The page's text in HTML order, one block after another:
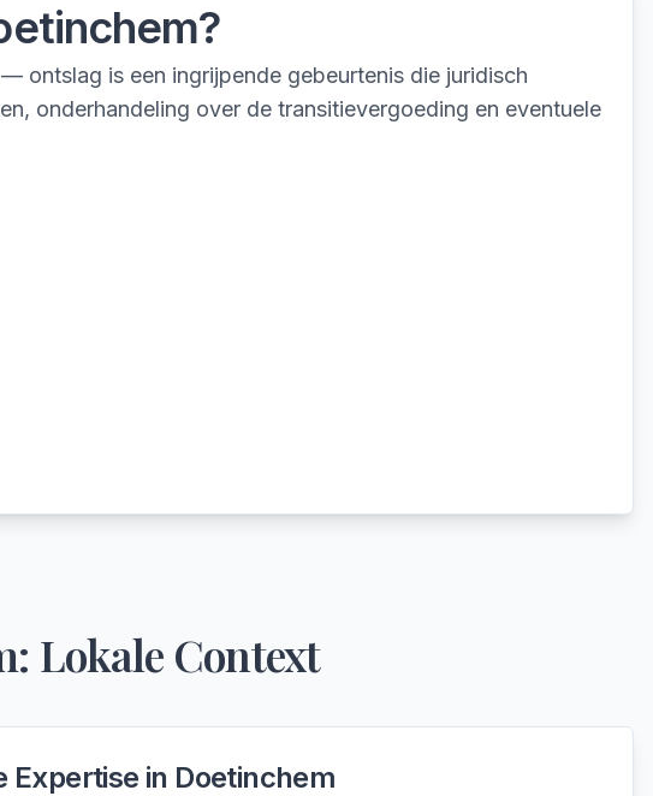
?
ontslag is een ingrijpende gebeurtenis die juridisch
onderhandeling over de transitievergoeding en eventuele
: Lokale Context
Expertise in Doetinchem